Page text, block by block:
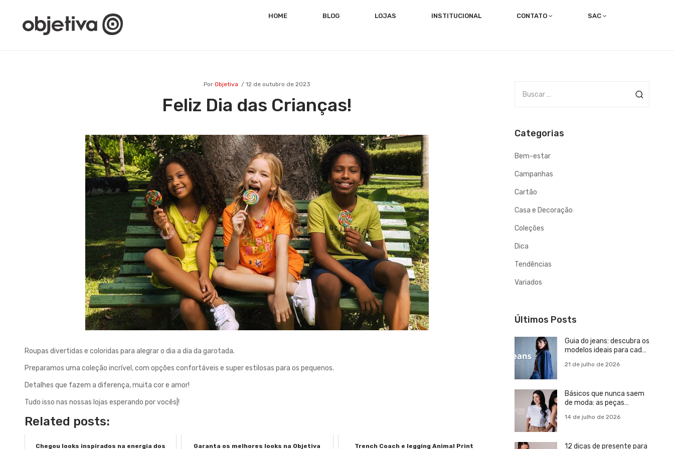
HOME BLOG LOJAS INSTITUCIONAL CONTATO SAC
Por Objetiva 12 de outubro de 2023
Feliz Dia das Crianças!
Roupas divertidas e coloridas para alegraro dia a dia da garotada.
Preparamos uma coleção incrível , com opções confortáveis e superestilosas para os pequenos.
Detalhes que fazem a diferença,muita core amor!
Tudo isso nas nossas lojas esperando por vocês|!
Related posts:
Chegou looks inspirados na energia dos Garanta os melhores looks na Objetiva Trench Coach e legging Animal Print
a
p
o
Categorias
Bem-estar
Campanhas
Cartão
Casa e Decoração
Coleções
Dica
Tendências
Variados
Últimos Posts
Guia do jeans: descubra os
modelos ideais para cada
21 de julho de 2026
Básicos que nunca saem
de moda: as peças
guarda-roupa versátil
14 de julho de 2026
12 dicas de presente para